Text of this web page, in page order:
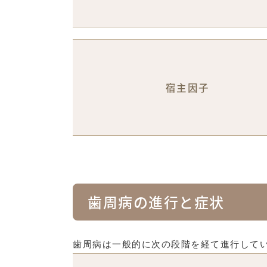
宿主因子
歯周病の進行と症状
歯周病は一般的に次の段階を経て進行して